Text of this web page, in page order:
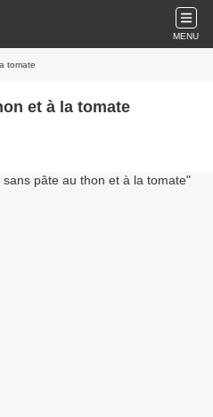
MENU
tomate
et à la tomate